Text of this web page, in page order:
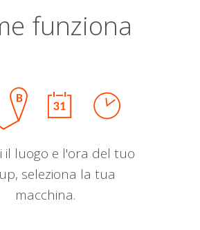
funziona
il luogo e l'ora del tuo
seleziona la tua
macchina.